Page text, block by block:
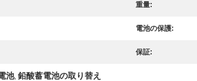
重量:
電池の保護:
保証:
池, 鉛酸蓄電池の取り替え